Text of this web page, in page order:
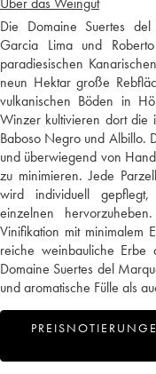
Die Domaine Suertes
Garcia Lima und
paradiesischen
neun Hektar große
vulkanischen Böden in
Winzer kultivieren dort die
Baboso Negro und Albillo.
und überwiegend von
zu minimieren. Jede
wird individuell
einzelnen
Vinifikation mit minimalem
reiche weinbauliche
Domaine Suertes del
und aromatische Fülle als